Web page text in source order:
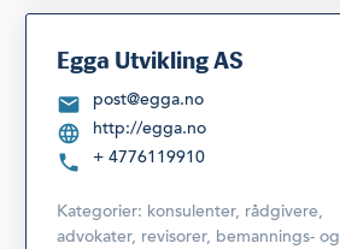
Egga Utvikling AS
post@egga.no
http://egga.no
+ 4776119910
Kategorier: konsulenter, rådgivere,
advokater, revisorer, bemannings- og